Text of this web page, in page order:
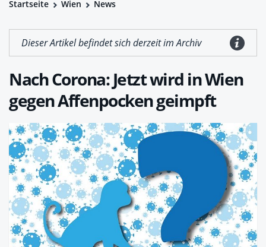
Startseite Wien News
Dieser Artikel befindet sich derzeit im Archiv
Nach Corona: Jetzt wird in Wien
gegen Affenpocken geimpft